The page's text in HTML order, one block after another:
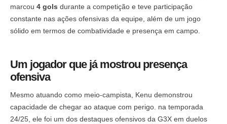
marcou 4 gols durante a competição e teve participação
constante nas ações ofensivas da equipe, além de um jogo
sólido em termos de combatividade e presença em campo.
Um jogador que já mostrou presença
ofensiva
Mesmo atuando como meio-campista, Kenu demonstrou
capacidade de chegar ao ataque com perigo. na temporada
24/25, ele foi um dos destaques ofensivos da G3X em duelos